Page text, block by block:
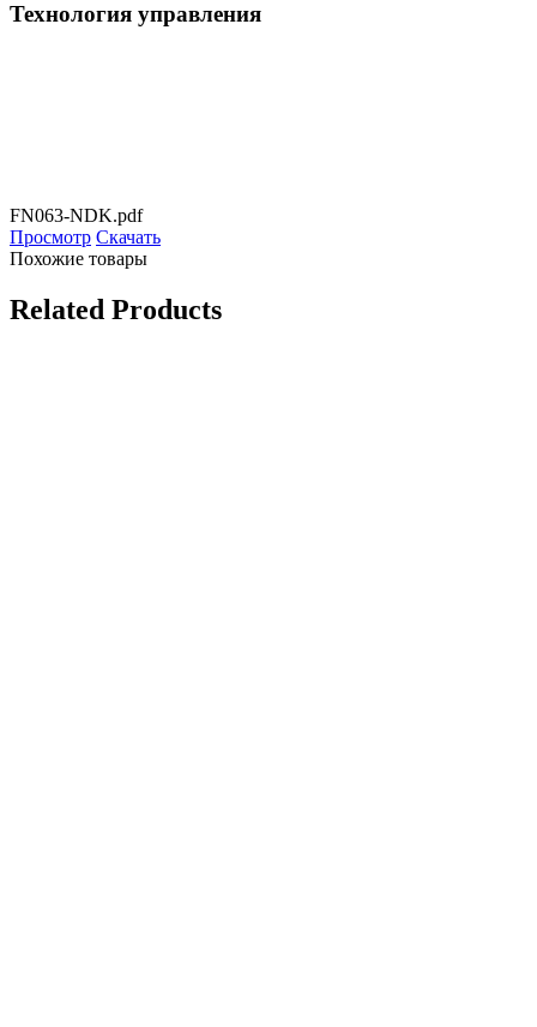
Технология управления
FN063-NDK.pdf
Просмотр Скачать
Похожие товары
Related Products